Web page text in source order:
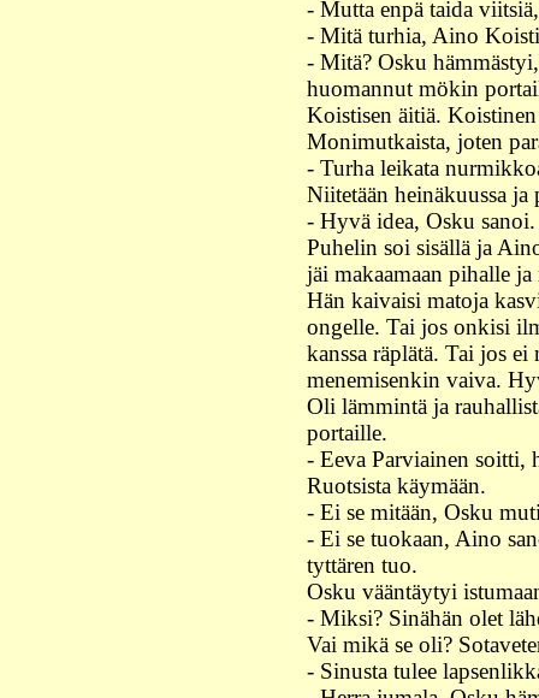
- Mutta enpä taida
- Mitä turhia, Aino
- Mitä? Osku
huomannut mökin
Koistisen äitiä.
Monimutkaista, joten
- Turha leikata
Niitetään heinäkuussa ja
- Hyvä idea, Osku sanoi.
Puhelin soi sisällä ja
jäi makaamaan pihalle
Hän kaivaisi matoja
ongelle. Tai jos onkisi
kanssa räplätä. Tai jos
menemisenkin vaiva.
Oli lämmintä ja
portaille.
- Eeva Parviainen soitti,
Ruotsista käymään.
- Ei se mitään, Osku
- Ei se tuokaan, Aino
tyttären tuo.
Osku vääntäytyi
- Miksi? Sinähän olet
Vai mikä se oli?
- Sinusta tulee